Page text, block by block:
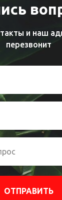
и наш
перезвонит
ОТПРАВИТЬ